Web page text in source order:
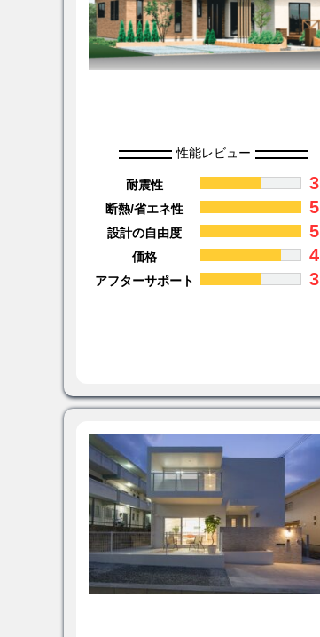
性能レビュー
耐震性 3
断熱/省エネ性
5
設計の自由度
5
価格
4
アフターサポート
3